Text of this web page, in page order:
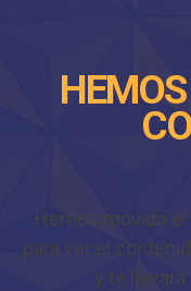
Hemos movido
para ver el
y te llevará